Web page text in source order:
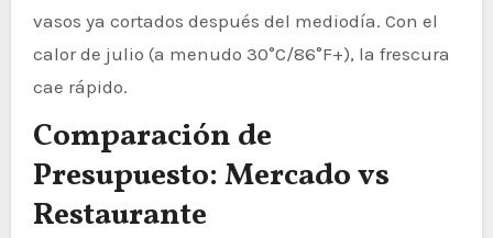
vasos ya cortados después del mediodía. Con el
calor de julio (a menudo 30°C/86°F+), la frescura
cae rápido.
Comparación de
Presupuesto: Mercado vs
Restaurante